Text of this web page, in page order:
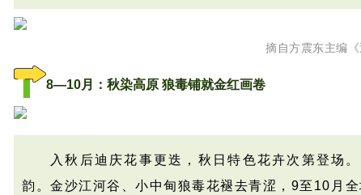
摘自方震东主编《
8—10月：秋染高原 狼毒铺就金红画卷
入秋后迪庆花事更迭，秋日特色花卉次第登场
韵。金沙江河谷、小中甸狼毒花褪去青涩，9至10月